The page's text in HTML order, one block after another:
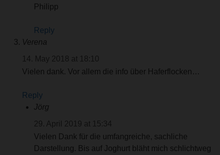
Philipp
Reply
Verena
14. May 2018 at 18:10
Vielen dank. Vor allem die info über Haferflocken…
Reply
Jörg
29. April 2019 at 15:34
Vielen Dank für die umfangreiche, sachliche
Darstellung. Bis auf Joghurt bläht mich schlichtweg